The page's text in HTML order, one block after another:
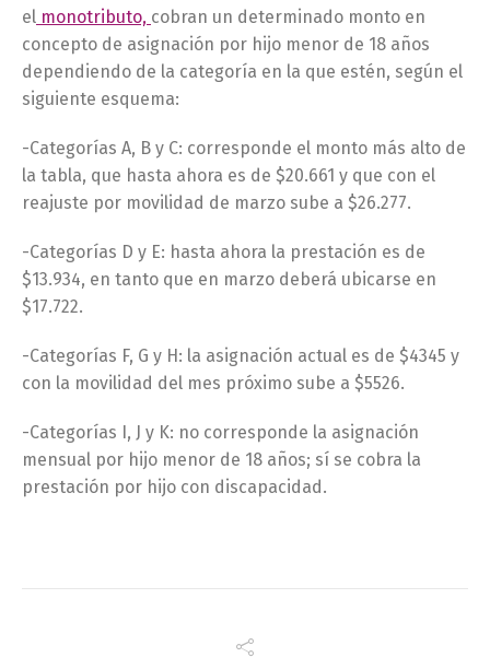
el monotributo, cobran un determinado monto en
concepto de asignación por hijo menor de 18 años
dependiendo de la categoría en la que estén, según el
siguiente esquema:
-Categorías A, B y C: corresponde el monto más alto de
la tabla, que hasta ahora es de $20.661 y que con el
reajuste por movilidad de marzo sube a $26.277.
-Categorías D y E: hasta ahora la prestación es de
$13.934, en tanto que en marzo deberá ubicarse en
$17.722.
-Categorías F, G y H: la asignación actual es de $4345 y
con la movilidad del mes próximo sube a $5526.
-Categorías I, J y K: no corresponde la asignación
mensual por hijo menor de 18 años; sí se cobra la
prestación por hijo con discapacidad.